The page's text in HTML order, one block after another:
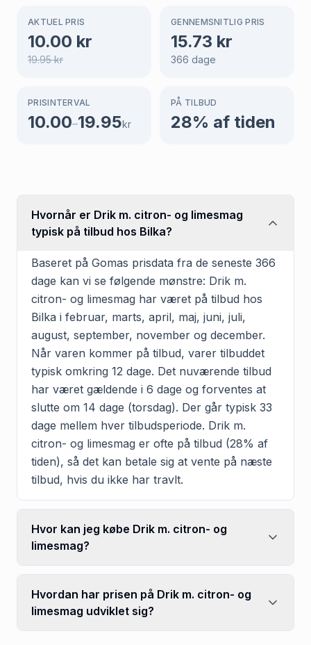
AKTUEL PRIS
10.00 kr
19.95kr
GENNEMSNITLIG PRIS
15.73 kr
366 dage
PRISINTERVAL
10.00–19.95kr
PÅ TILBUD
28% af tiden
Hvornår er Drik m. citron- og limesmag
typisk på tilbud hos Bilka?
Baseret på Gomas prisdata fra de seneste 366
dage kan vi se følgende mønstre: Drik m.
citron- og limesmag har været på tilbud hos
Bilka i februar, marts, april, maj, juni, juli,
august, september, november og december.
Når varen kommer på tilbud, varer tilbuddet
typisk omkring 12 dage. Det nuværende tilbud
har været gældende i 6 dage og forventes at
slutte om 14 dage (torsdag). Der går typisk 33
dage mellem hver tilbudsperiode. Drik m.
citron- og limesmag er ofte på tilbud (28% af
tiden), så det kan betale sig at vente på næste
tilbud, hvis du ikke har travlt.
Hvor kan jeg købe Drik m. citron- og
limesmag?
Hvordan har prisen på Drik m. citron- og
limesmag udviklet sig?